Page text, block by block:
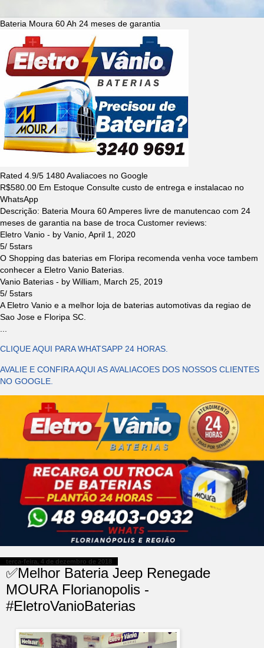
Bateria Moura 60 Ah 24 meses de garantia
Rated 4.9/5 1480Avaliacoes no Google
R$580.00 Em Estoque Consulte custo de entrega e instalacao no
WhatsApp
Descrição: Bateria Moura 60 Amperes livre de manutencao com 24
meses de garantia na base de troca Customer reviews:
Eletro Vanio - by Vanio April 1, 2020
5/ 5stars
O Shopping das baterias em Floripa recomenda venha voce tambem
conhecer a Eletro Vanio Baterias.
Vanio Baterias - by William
March 25, 2019
5/ 5stars
A Eletro Vanio e a melhor loja de baterias automotivas da regiao de
Sao Jose e Floripa SC.
CLIQUE AQUI PARA WHATSAPP 24 HORAS.
AVALIE E CONFIRA AQUI AS AVALIACOES DOS NOSSOS CLIENTES
NO GOOGLE.
terça-feira, 4 de dezembro de 2018
✅Melhor Bateria Jeep Renegade
MOURA Florianopolis -
#EletroVanioBaterias